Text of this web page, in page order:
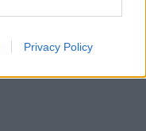
Privacy Policy